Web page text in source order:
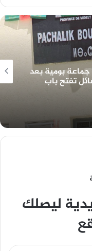
بومية بعد
تفتح باب
ليصلك